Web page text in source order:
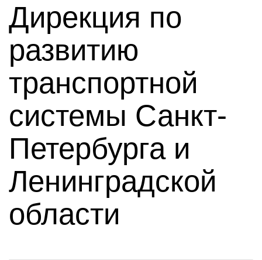
Дирекция по
развитию
транспортной
системы Санкт-
Петербурга и
Ленинградской
области